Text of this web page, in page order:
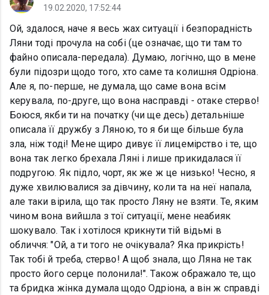
19.02.2020, 17:52:44
Ой, здалося, наче я весь жах ситуації і безпорадність
Ляни тоді прочула на собі (це означає, що ти там то
файно описала-передала). Думаю, логічно, що в мене
були підозри щодо того, хто саме та колишня Одріона.
Але я, по-перше, не думала, що саме вона всім
керувала, по-друге, що вона насправді - отаке стерво!
Боюся, якби ти на початку (чи ще десь) детальніше
описала її дружбу з Ляною, то я би ще більше була
зла, ніж тоді! Мене щиро дивує її лицемірство і те, що
вона так легко брехала Ляні і лише прикидалася її
подругою. Як підло, чорт, як же ж це низько! Чесно, я
дуже хвилювалися за дівчину, коли та на неї напала,
але таки вірила, що так просто Ляну не взяти. Те, яким
чином вона вийшла з тої ситуації, мене неабияк
шокувало. Так і хотілося крикнути тій відьмі в
обличчя: "Ой, а ти того не очікувала? Яка прикрість!
Так тобі й треба, стерво! А щоб знала, що Ляна не так
просто його серце полонила!". Також ображало те, що
та бридка жінка думала щодо Одріона, а він ж справді